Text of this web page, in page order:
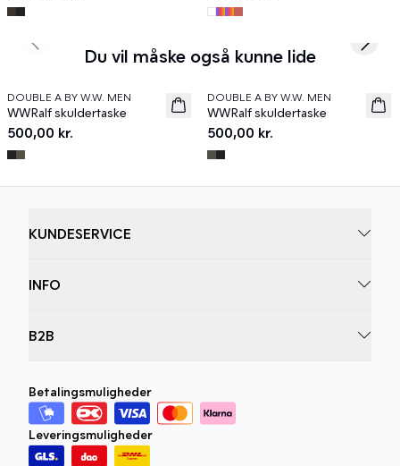
Du vil måske også kunne lide
News
DOUBLE A BY W.W. MEN
WWRalf skuldertaske
500,00 kr.
News
DOUBLE A BY W.W. MEN
WWRalf skuldertaske
500,00 kr.
Previous slide Next
KUNDESERVICE
INFO
B2B
Betalingsmuligheder
Leveringsmuligheder